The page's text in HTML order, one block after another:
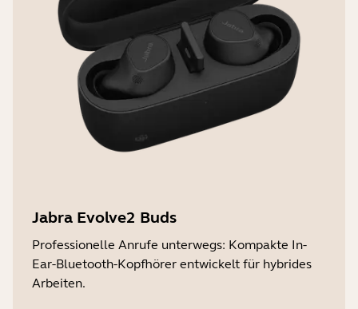
Jabra Evolve2 Buds
Professionelle Anrufe unterwegs: Kompakte In-
Ear-Bluetooth-Kopfhörer entwickelt für hybrides
Arbeiten.